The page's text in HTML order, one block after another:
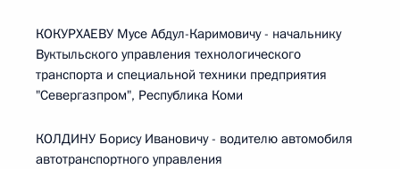
КОКУРХАЕВУ Мусе Абдул-Каримовичу - начальнику
Вуктыльского управления технологического
транспорта и специальной техники предприятия
"Севергазпром", Республика Коми
КОЛДИНУ Борису Ивановичу - водителю автомобиля
автотранспортного управления